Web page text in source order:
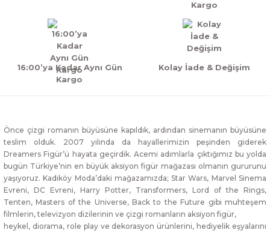
Kargo
16:00’ya Kadar Aynı Gün
Kargo
Kolay İade & Değişim
Önce çizgi romanın büyüsüne kapıldık, ardından sinemanın büyüsüne
teslim olduk. 2007 yılında da hayallerimizin peşinden giderek
Dreamers Figür’ü hayata geçirdik. Acemi adımlarla çıktığımız bu yolda
bugün Türkiye’nin en büyük aksiyon figür mağazası olmanın gururunu
yaşıyoruz. Kadıköy Moda’daki mağazamızda; Star Wars, Marvel Sinema
Evreni, DC Evreni, Harry Potter, Transformers, Lord of the Rings,
Tenten, Masters of the Universe, Back to the Future gibi muhteşem
filmlerin, televizyon dizilerinin ve çizgi romanların aksiyon figür,
heykel, diorama, role play ve dekorasyon ürünlerini, hediyelik eşyalarını